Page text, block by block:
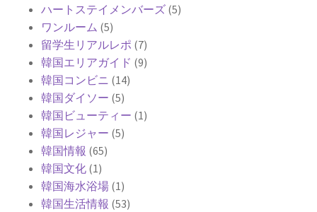
ハートステイメンバーズ (5)
ワンルーム (5)
留学生リアルレポ (7)
韓国エリアガイド (9)
韓国コンビニ (14)
韓国ダイソー (5)
韓国ビューティー (1)
韓国レジャー (5)
韓国情報 (65)
韓国文化 (1)
韓国海水浴場 (1)
韓国生活情報 (53)